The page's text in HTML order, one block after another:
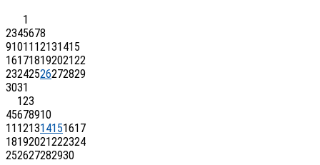
1
2345678
9101112131415
16171819202122
23242526272829
3031
123
45678910
11121314151617
18192021222324
252627282930